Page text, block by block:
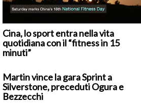
Cina, lo sport entra nella vita
quotidiana con il “fitness in 15
minuti”
Martin vince la gara Sprint a
Silverstone, preceduti Ogura e
Bezzecchi